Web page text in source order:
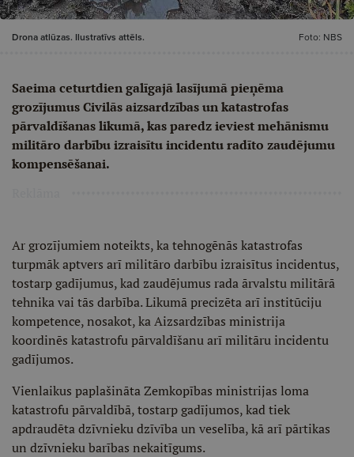
Drona atlūzas. Ilustratīvs attēls. Foto: NBS
Saeima ceturtdien galīgajā lasījumā pieņēma
grozījumus Civilās aizsardzības un katastrofas
pārvaldīšanas likumā, kas paredz ieviest mehānismu
militāro darbību izraisītu incidentu radīto zaudējumu
kompensēšanai.
Ar grozījumiem noteikts, ka tehnogēnās katastrofas
turpmāk aptvers arī militāro darbību izraisītus incidentus,
tostarp gadījumus, kad zaudējumus rada ārvalstu militārā
tehnika vai tās darbība. Likumā precizēta arī institūciju
kompetence, nosakot, ka Aizsardzības ministrija
koordinēs katastrofu pārvaldīšanu arī militāru incidentu
gadījumos.
Vienlaikus paplašināta Zemkopības ministrijas loma
katastrofu pārvaldībā, tostarp gadījumos, kad tiek
apdraudēta dzīvnieku dzīvība un veselība, kā arī pārtikas
un dzīvnieku barības nekaitīgums.